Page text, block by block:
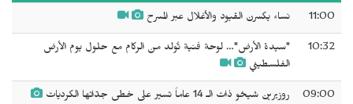
11:00 نساء يكسرن القيود والأغلال عبر المسرح
10:32
"سيدة الأرض"… لوحة فنية تُولد من الركام مع حلول يوم الأرض
الفلسطيني
09:00 روزيرين شيخو ذات الـ 14 عاماً تسير على خطى جدّاتها الكرديات